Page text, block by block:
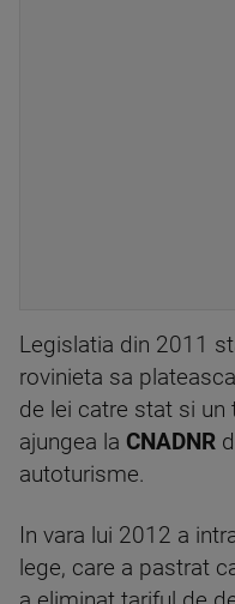
Legislatia din 2011
rovinieta sa
de lei catre stat si un
ajungea la CNADNR
autoturisme.
In vara lui 2012 a
lege, care a pastrat